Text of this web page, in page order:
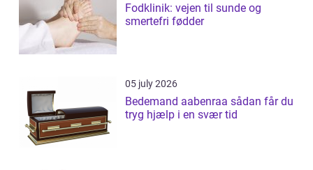
Fodklinik: vejen til sunde og
smertefri fødder
05 july 2026
Bedemand aabenraa sådan får du
tryg hjælp i en svær tid